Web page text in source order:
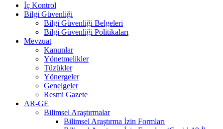
İç Kontrol
Bilgi Güvenliği
Bilgi Güvenliği Belgeleri
Bilgi Güvenliği Politikaları
Mevzuat
Kanunlar
Yönetmelikler
Tüzükler
Yönergeler
Genelgeler
Resmi Gazete
AR-GE
Bilimsel Araştırmalar
Bilimsel Araştırma İzin Formları